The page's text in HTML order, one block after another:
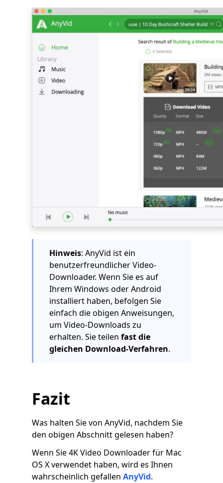
Hinweis: AnyVid ist ein
benutzerfreundlicher Video-
Downloader. Wenn Sie es auf
Ihrem Windows oder Android
installiert haben, befolgen Sie
einfach die obigen Anweisungen,
um Video-Downloads zu
erhalten. Sie teilen fast die
gleichen Download-Verfahren.
Fazit
Was halten Sie von AnyVid, nachdem Sie
den obigen Abschnitt gelesen haben?
Wenn Sie 4K Video Downloader für Mac
OS X verwendet haben, wird es Ihnen
wahrscheinlich gefallen AnyVid.